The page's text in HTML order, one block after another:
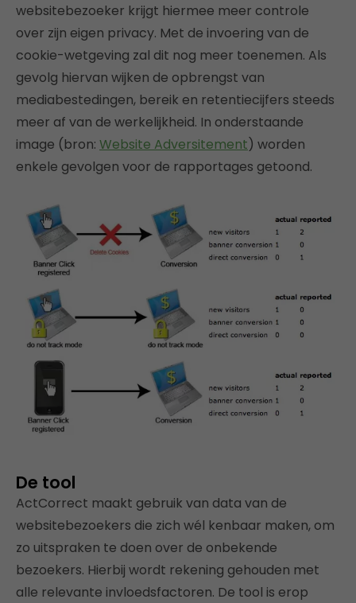
websitebezoeker krijgt hiermee meer controle
over zijn eigen privacy. Met de invoering van de
cookie-wetgeving zal dit nog meer toenemen. Als
gevolg hiervan wijken de opbrengst van
mediabestedingen, bereik en retentiecijfers steeds
meer af van de werkelijkheid. In onderstaande
image (bron: Website Adversitement) worden
enkele gevolgen voor de rapportages getoond.
De tool
ActCorrect maakt gebruik van data van de
websitebezoekers die zich wél kenbaar maken, om
zo uitspraken te doen over de onbekende
bezoekers. Hierbij wordt rekening gehouden met
alle relevante invloedsfactoren. De tool is erop